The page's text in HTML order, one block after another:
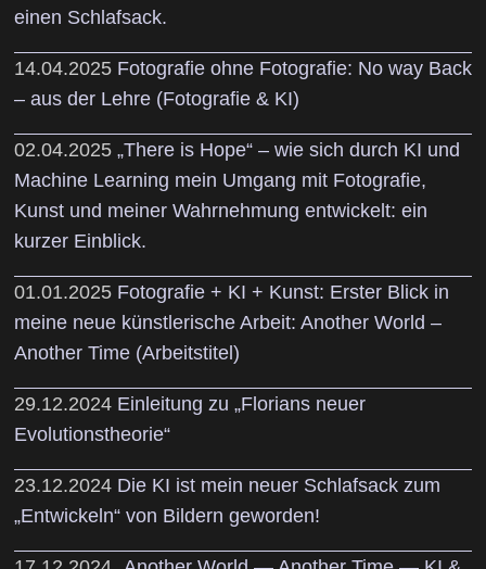
einen Schlafsack.
14.04.2025 Fotografie ohne Fotografie: No way Back
– aus der Lehre (Fotografie & KI)
02.04.2025 „There is Hope“ – wie sich durch KI und
Machine Learning mein Umgang mit Fotografie,
Kunst und meiner Wahrnehmung entwickelt: ein
kurzer Einblick.
01.01.2025 Fotografie + KI + Kunst: Erster Blick in
meine neue künstlerische Arbeit: Another World –
Another Time (Arbeitstitel)
29.12.2024 Einleitung zu „Florians neuer
Evolutionstheorie“
23.12.2024 Die KI ist mein neuer Schlafsack zum
„Entwickeln“ von Bildern geworden!